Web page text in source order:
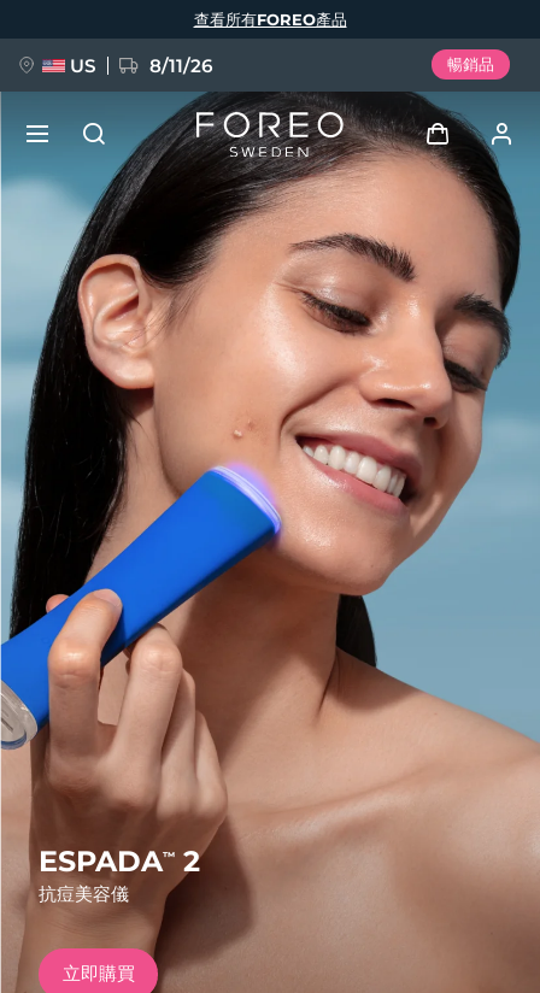
ESPADA™ 2
抗痘美容儀
立即購買
查看所有FOREO產品
US 8/11/26 暢銷品
登入
用戶信息
我的設備
我的訂單
我的地址
我的訂閱
新品
FAQ™ Pure Beauty-Tech Elixir
BREAKING NEWS
issa™ Teeth Whitening Set
FAQ™ Dual LED Panel
熱門產品
特別優惠
語言
English Deutsch
Español
Français
Português
Polski
Русский
Türkçe
简体中文 繁體中文
發貨國家
美國 預計送達日期
英國 預計送達日期
西班牙 8/10/26
澳洲 預計送達日期
德國
加拿大